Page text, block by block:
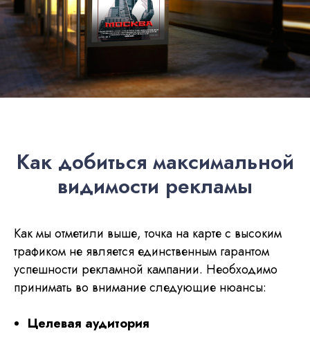
Как добиться максимальной
видимости рекламы
Как мы отметили выше, точка на карте с высоким
трафиком не является единственным гарантом
успешности рекламной кампании. Необходимо
принимать во внимание следующие нюансы:
Целевая аудитория